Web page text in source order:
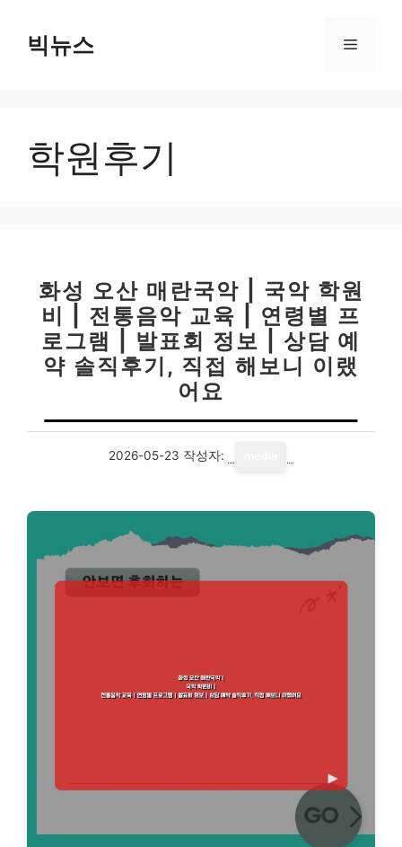
빅뉴스 메
학원후기
화성 오산 매란국악 | 국악 학원
비 | 전통음악 교육 | 연령별 프
로그램 | 발표회 정보 | 상담 예
약 솔직후기, 직접 해보니 이랬
어요
2026-05-23 작성자: